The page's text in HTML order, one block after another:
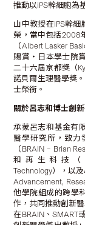
推動以iPS幹細胞為
山中教授在iPS幹
榮，當中包括2008
（Albert Lasker
賜賞・日本學士院
二十六屆京都獎（
諾貝爾生理醫學獎
士榮銜。
關於呂志和博士創
承蒙呂志和基金有
醫學研究所，致力
（BRAIN – Brian
和再生科技（
Technology），以
Advancement,
他學院組成的跨學
作，共同推動創新
在BRAIN、SMART